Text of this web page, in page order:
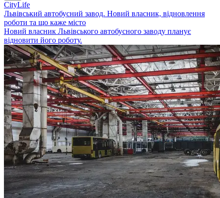
CityLife
Львівський автобусний завод. Новий власник, відновлення
роботи та що каже місто
Новий власник Львівського автобусного заводу планує
відновити його роботу.